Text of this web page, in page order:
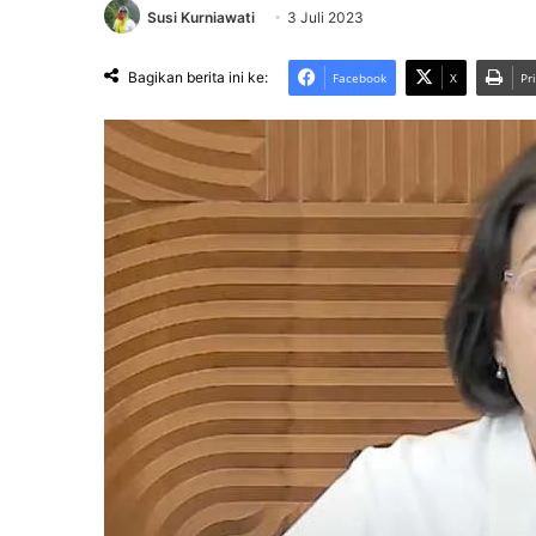
Susi Kurniawati 3 Juli 2023
Bagikan berita ini ke: Facebook X